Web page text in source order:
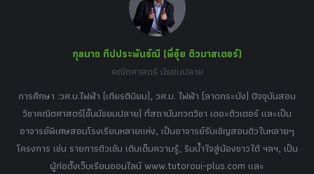
window
กุลนาถ ทีปประพันธ์ณี (พี่อุ๋ย ติวมาสเตอร์)
คณิตศาสตร์ มัธยมปลาย
การศึกษา :วศ.บ.ไฟฟ้า (เกียรตินิยม), วศ.ม. ไฟฟ้า (ลาดกระบัง) ปัจจุบันสอน
วิชาคณิตศาสตร์(ชั้นมัธยมปลาย) ที่สถาบันกวดวิชา เดอะติวเตอร์ และเป็น
อาจารย์พิเศษสอนโรงเรียนหลายแห่ง, เป็นอาจารย์รับเชิญสอนติวในหลายๆ
โครงการ เช่น รายการติวเข้ม เติมเต็มความรู้, รินน้ำใจสู่น้องชาวใต้ ฯลฯ, เป็น
ผู้ก่อตั้งเว็บเรียนออนไลน์ www.tutoroui-plus.com และ